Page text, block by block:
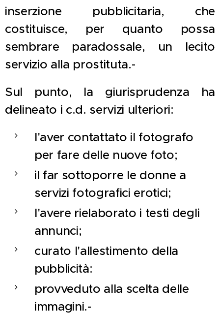
inserzione pubblicitaria, che
costituisce, per quanto possa
sembrare paradossale, un lecito
servizio alla prostituta.-
Sul punto, la giurisprudenza ha
delineato i c.d. servizi ulteriori:
l'aver contattato il fotografo
per fare delle nuove foto;
il far sottoporre le donne a
servizi fotografici erotici;
l'avere rielaborato i testi degli
annunci;
curato l'allestimento della
pubblicità:
provveduto alla scelta delle
immagini.-